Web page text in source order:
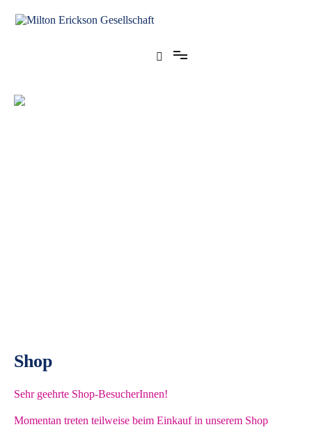
Shop
Sehr geehrte Shop-BesucherInnen!
Momentan treten teilweise beim Einkauf in unserem Shop